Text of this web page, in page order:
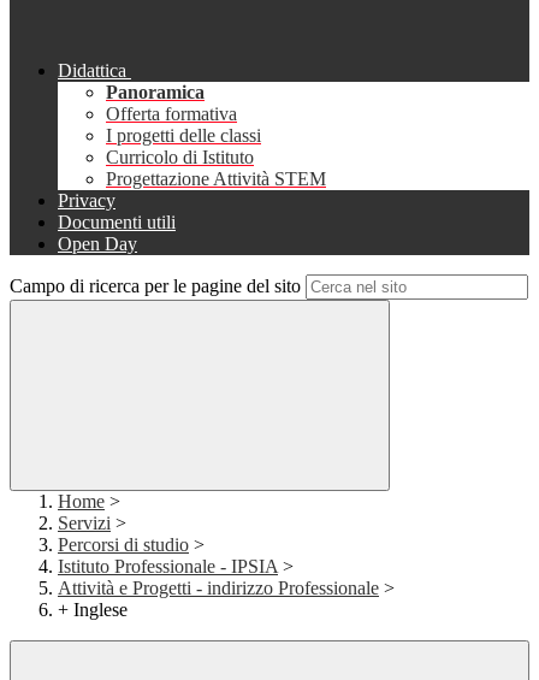
Didattica
Panoramica
Offerta formativa
I progetti delle classi
Curricolo di Istituto
Progettazione Attività STEM
Privacy
Documenti utili
Open Day
Campo di ricerca per le pagine del sito
Home >
Servizi >
Percorsi di studio >
Istituto Professionale - IPSIA >
Attività e Progetti - indirizzo Professionale >
+ Inglese